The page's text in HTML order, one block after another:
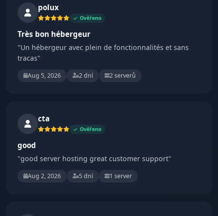
polux
Ověřeno
Très bon hébergeur
"Un hébergeur avec plein de fonctionnalités et sans
tracas"
Aug 5, 2026 2 dní 2 serverů
cta
Ověřeno
good
"good server hosting great customer support"
Aug 2, 2026 5 dní 1 server